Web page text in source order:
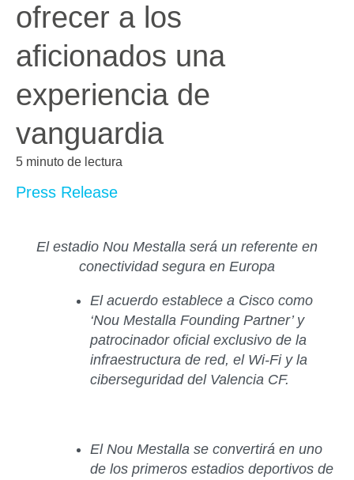
ofrecer a los
aficionados una
experiencia de
vanguardia
5 minuto de lectura
Press Release
El estadio Nou Mestalla será un referente en
conectividad segura en Europa
El acuerdo establece a Cisco como
‘Nou Mestalla Founding Partner’ y
patrocinador oficial exclusivo de la
infraestructura de red, el Wi-Fi y la
ciberseguridad del Valencia CF.
El Nou Mestalla se convertirá en uno
de los primeros estadios deportivos de